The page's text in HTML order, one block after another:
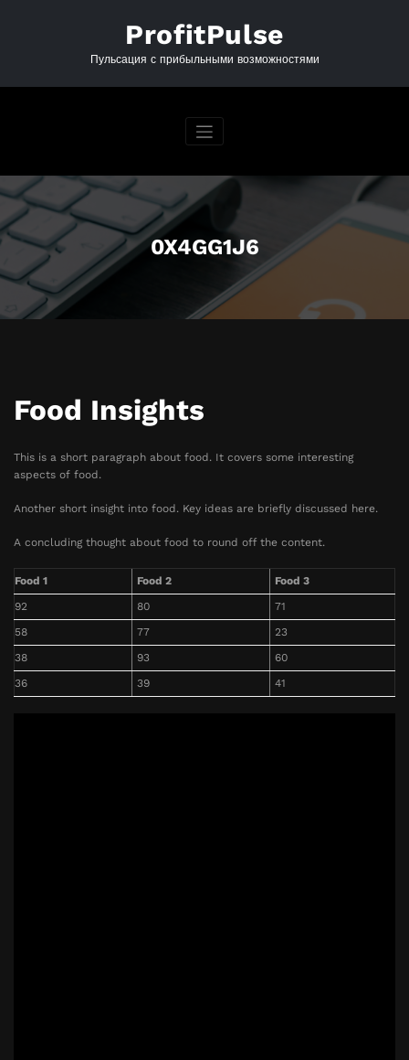
ProfitPulse
Пульсация с прибыльными возможностями
0X4GG1J6
Food Insights
This is a short paragraph about food. It covers some interesting
aspects of food.
Another short insight into food. Key ideas are briefly discussed here.
A concluding thought about food to round off the content.
Food 1 Food 2
Food 3
92
80
71
58
77
23
38
93
60
36
39 41